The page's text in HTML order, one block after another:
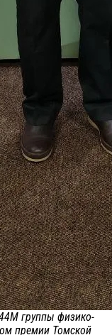
группы физико-
премии Томской